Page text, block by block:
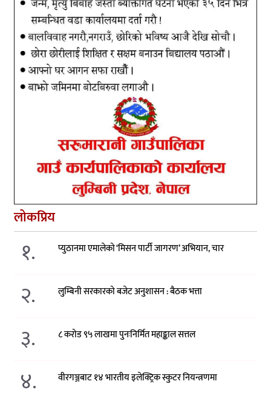
लोकप्रिय
१. प्युठानमा एमालेको ‘मिसन पार्टी जागरण’ अभियान, चार
२. लुम्बिनी सरकारको बजेट अनुशासन : बैठक भत्ता
३. ८ करोड ९५ लाखमा पुनःनिर्मित महाङ्काल सत्तल
४. वीरगञ्जबाट १४ भारतीय इलेक्ट्रिक स्कुटर नियन्त्रणमा